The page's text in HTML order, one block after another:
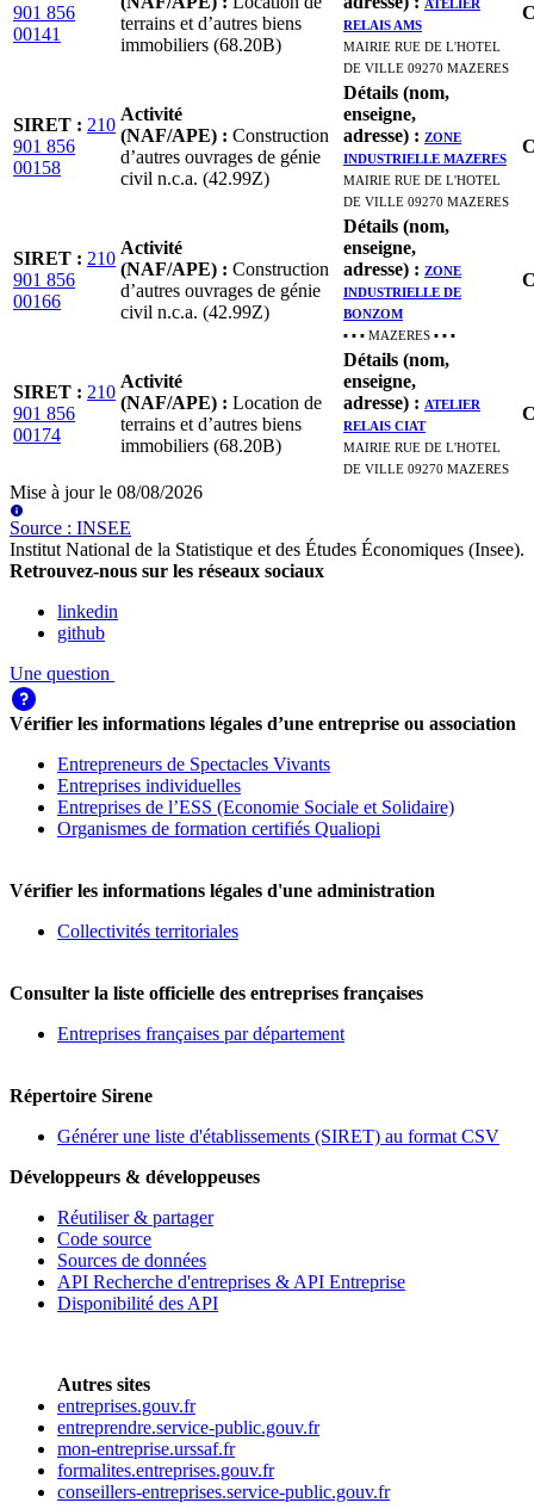
901 856
00141
terrains et d’autres biens
immobiliers (68.20B)
RELAIS AMS
MAIRIE RUE DE L'HOTEL
DE VILLE 09270 MAZERES
SIRET : 210
901 856
00158
Activité
(NAF/APE) : Construction
d’autres ouvrages de génie
civil n.c.a. (42.99Z)
Détails (nom,
enseigne,
adresse) : ZONE
INDUSTRIELLE MAZERES
MAIRIE RUE DE L'HOTEL
DE VILLE 09270 MAZERES
SIRET : 210
901 856
00166
Activité
(NAF/APE) : Construction
d’autres ouvrages de génie
civil n.c.a. (42.99Z)
Détails (nom,
enseigne,
adresse) : ZONE
INDUSTRIELLE DE
BONZOM
▪︎ ▪︎ ▪︎ MAZERES ▪︎ ▪︎ ▪︎
SIRET : 210
901 856
00174
Activité
(NAF/APE) : Location de
terrains et d’autres biens
immobiliers (68.20B)
Détails (nom,
enseigne,
adresse) : ATELIER
RELAIS CIAT
MAIRIE RUE DE L'HOTEL
DE VILLE 09270 MAZERES
Mise à jour le 08/08/2026
Source : INSEE
Institut National de la Statistique et des Études Économiques (Insee).
Retrouvez-nous sur les réseaux sociaux
linkedin
github
Une question
Vérifier les informations légales d’une entreprise ou association
Entrepreneurs de Spectacles Vivants
Entreprises individuelles
Entreprises de l’ESS (Economie Sociale et Solidaire)
Organismes de formation certifiés Qualiopi
Vérifier les informations légales d'une administration
Collectivités territoriales
Consulter la liste officielle des entreprises françaises
Entreprises françaises par département
Répertoire Sirene
Générer une liste d'établissements (SIRET) au format CSV
Développeurs & développeuses
Réutiliser & partager
Code source
Sources de données
API Recherche d'entreprises & API Entreprise
Disponibilité des API
Autres sites
entreprises.gouv.fr
entreprendre.service-public.gouv.fr
mon-entreprise.urssaf.fr
formalites.entreprises.gouv.fr
conseillers-entreprises.service-public.gouv.fr